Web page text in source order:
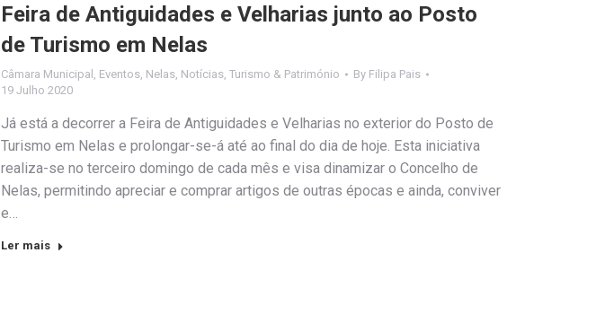
Feira de Antiguidades e Velharias junto ao Posto
de Turismo em Nelas
Câmara Municipal Eventos Nelas Notícias Turismo & Património By Filipa Pais
19 Julho 2020
Já está a decorrer a Feira de Antiguidades e Velharias no exterior do Posto de
Turismo em Nelas e prolongar-se-á até ao final do dia de hoje. Esta iniciativa
realiza-se no terceiro domingo de cada mês e visa dinamizar o Concelho de
Nelas, permitindo apreciar e comprar artigos de outras épocas e ainda, conviver
e…
Ler mais